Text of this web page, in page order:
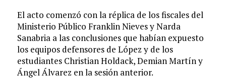
El acto comenzó con la réplica de los fiscales del
Ministerio Público Franklin Nieves y Narda
Sanabria a las conclusiones que habían expuesto
los equipos defensores de López y de los
estudiantes Christian Holdack, Demian Martín y
Ángel Álvarez en la sesión anterior.